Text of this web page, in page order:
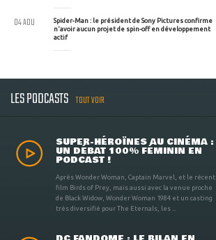
Spider-Man : le président de Sony Pictures confirme
n'avoir aucun projet de spin-off en développement
actif
04 AOU
LES PODCASTS TOUT VOIR
SUPER-HÉROÏNES AU CINÉMA :
UN DÉBAT 100% FÉMININ EN
PODCAST !
Après Wonder Woman, Captain Marvel, et le récent
film Birds of Prey, mais aussi avec la venue proche
de Black Widow, Wonder Woman 1984 et un casting
très diversifié pour The Eternals, les ...